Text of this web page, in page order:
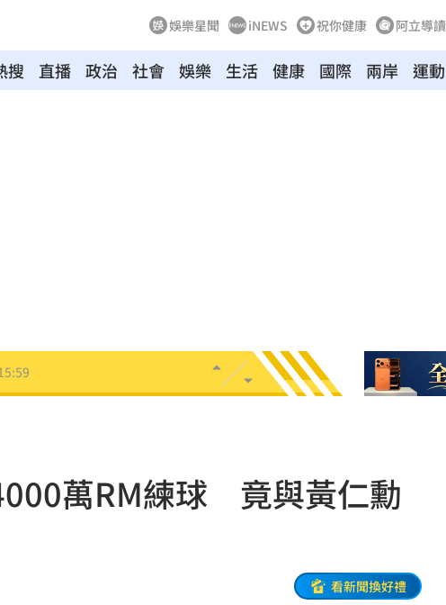
娛樂星聞 iNEWS 祝你健康 阿立導讀
搜 直播 政治 社會 娛樂 生活 健康 國際 兩岸 運動
15:58
萬RM練球 竟與黃仁勳
看新聞換好禮